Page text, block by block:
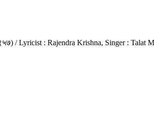
/ Lyricist : Rajendra Krishna, Singer :